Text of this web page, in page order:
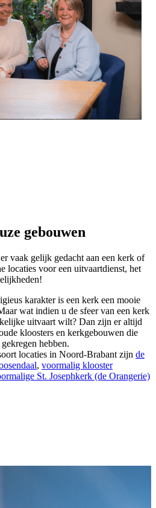
gebouwen
vaak gelijk gedacht aan een kerk of
locaties voor een uitvaartdienst, het
karakter is een kerk een mooie
wat indien u de sfeer van een kerk
uitvaart wilt? Dan zijn er altijd
kloosters en kerkgebouwen die
hebben.
locaties in Noord-Brabant zijn de
, voormalig klooster
St. Josephkerk (de Orangerie)